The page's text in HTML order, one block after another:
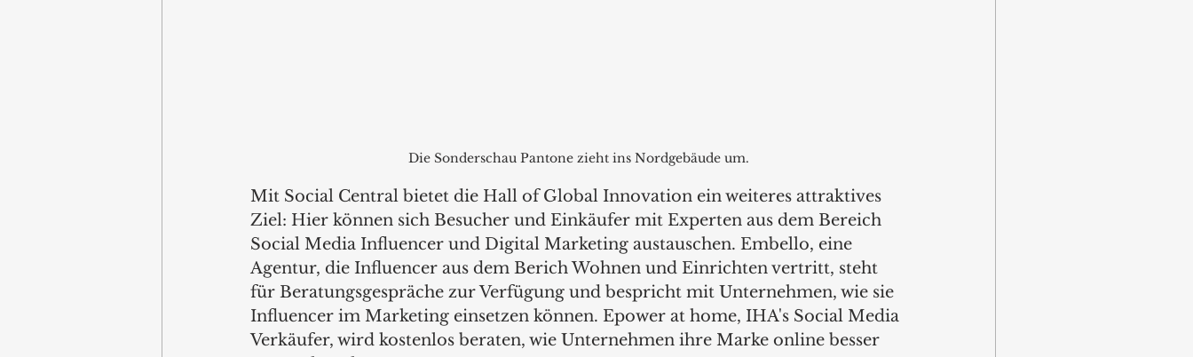
Die Sonderschau Pantone zieht ins Nordgebäude um.
Mit Social Central bietet die Hall of Global Innovation ein weiteres attraktives
Ziel: Hier können sich Besucher und Einkäufer mit Experten aus dem Bereich
Social Media Influencer und Digital Marketing austauschen. Embello, eine
Agentur, die Influencer aus dem Berich Wohnen und Einrichten vertritt, steht
für Beratungsgespräche zur Verfügung und bespricht mit Unternehmen, wie sie
Influencer im Marketing einsetzen können. Epower at home, IHA's Social Media
Verkäufer, wird kostenlos beraten, wie Unternehmen ihre Marke online besser